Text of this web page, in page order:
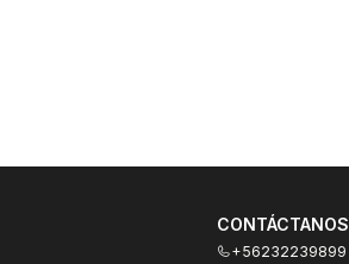
CONTÁCTANOS
+56232239899